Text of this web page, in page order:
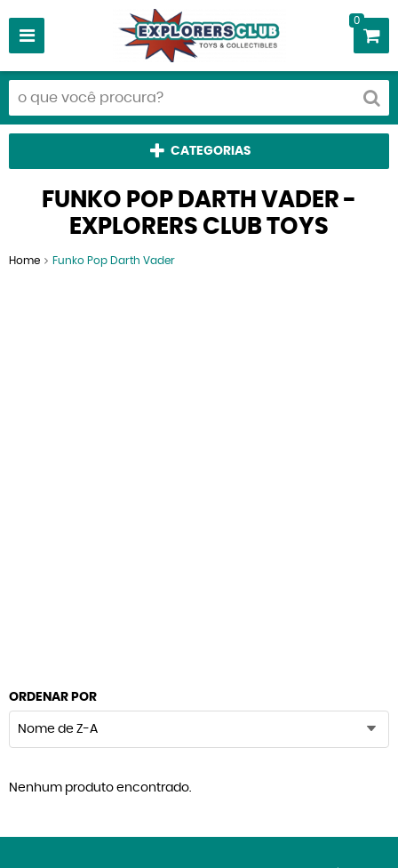
0
CATEGORIAS
FUNKO POP DARTH VADER -
EXPLORERS CLUB TOYS
Home Funko Pop Darth Vader
ORDENAR POR
Nome de Z-A
Nenhum produto encontrado.